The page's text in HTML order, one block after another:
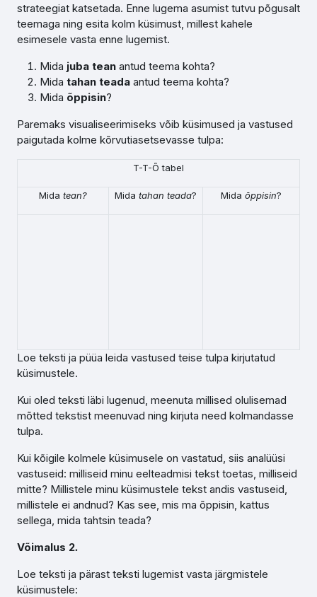
strateegiat katsetada. Enne lugema asumist tutvu põgusalt
teemaga ning esita kolm küsimust, millest kahele
esimesele vasta enne lugemist.
Mida juba tean antud teema kohta?
Mida tahan teada antud teema kohta?
Mida õppisin?
Paremaks visualiseerimiseks võib küsimused ja vastused
paigutada kolme kõrvutiasetsevasse tulpa:
T-T-Õ tabel
Mida tean? Mida tahan teada? Mida õppisin?
Loe teksti ja püüa leida vastused teise tulpa kirjutatud
küsimustele.
Kui oled teksti läbi lugenud, meenuta millised olulisemad
mõtted tekstist meenuvad ning kirjuta need kolmandasse
tulpa.
Kui kõigile kolmele küsimusele on vastatud, siis analüüsi
vastuseid: milliseid minu eelteadmisi tekst toetas, milliseid
mitte? Millistele minu küsimustele tekst andis vastuseid,
millistele ei andnud? Kas see, mis ma õppisin, kattus
sellega, mida tahtsin teada?
Võimalus 2.
Loe teksti ja pärast teksti lugemist vasta järgmistele
küsimustele: